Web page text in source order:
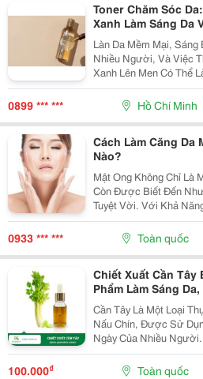
Toner Chăm Sóc
Xanh Làm Sáng Da
Làn Da Mềm Mại,
Nhiều Người, Và Việc
Xanh Lên Men Có Thể
Nhưng Hiệu Quả Để
Two Shot Tangerine
Xanh Lên Men...
0899 *** *** Hồ Chí Minh
Cách Làm Căng Da
Nào?
Mật Ong Không Chỉ Là
Còn Được Biết Đến
Tuyệt Vời. Với Khả
Da Và Cải Thiện Độ
Chọn Lý Tưởng Cho
Mịn, Trẻ...
0933 *** *** Toàn quốc
Chiết Xuất Cần Tây
Phẩm Làm Sáng
Cần Tây Là Một Loại
Nấu Chín, Được Sử
Ngày Của Nhiều
Được Chiết Xuất Và Sử
100.000₫ Toàn quốc